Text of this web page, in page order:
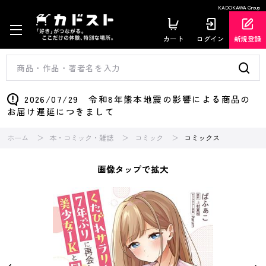
KADOKAWA Group
カート ログイン 新規登録
2026/07/29 令和8年熊本地震の影響による商品の
お届け遅延につきまして
ホーム 本・コミック・雑誌 コミック コミックス
画像タップで拡大